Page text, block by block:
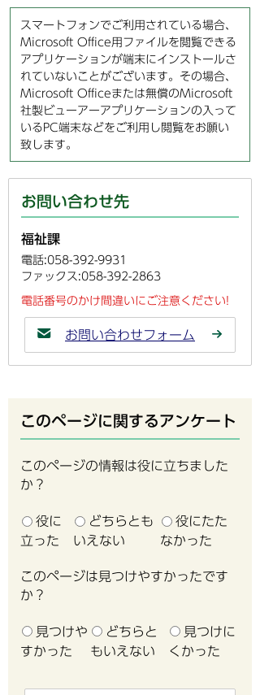
スマートフォンでご利用されている場合、
Microsoft Office用ファイルを閲覧できる
アプリケーションが端末にインストールさ
れていないことがございます。その場合、
Microsoft Officeまたは無償のMicrosoft
社製ビューアーアプリケーションの入って
いるPC端末などをご利用し閲覧をお願い
致します。
お問い合わせ先
福祉課
電話:058-392-9931
ファックス:058-392-2863
電話番号のかけ間違いにご注意ください!
お問い合わせフォーム
このページに関するアンケート
このページの情報は役に立ちました
か？
役に
立った
どちらとも
いえない
役にたた
なかった
このページは見つけやすかったです
か？
見つけや
すかった
どちらと
もいえない
見つけに
くかった